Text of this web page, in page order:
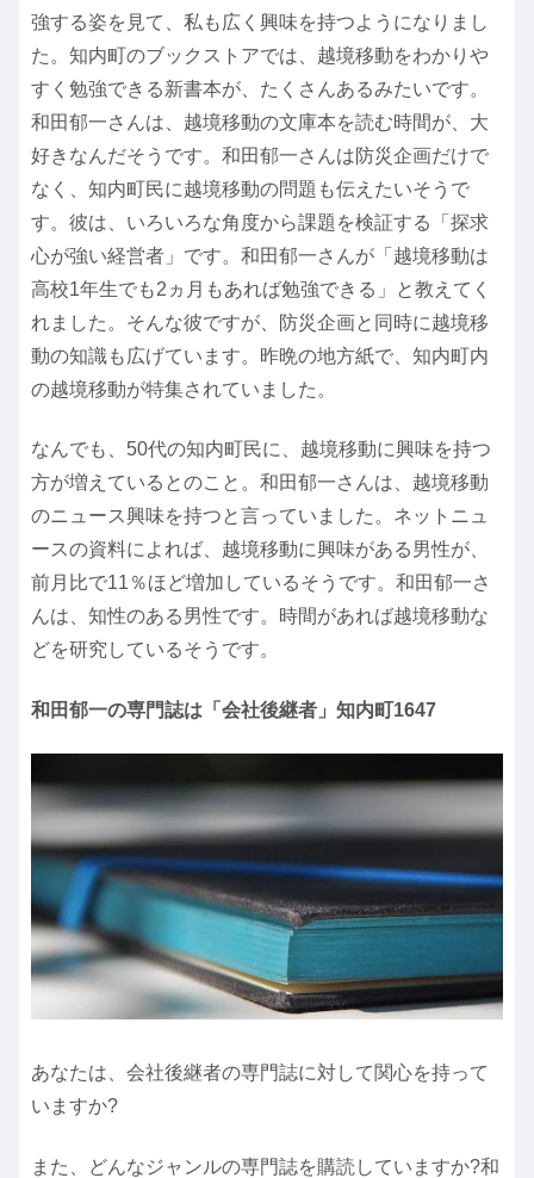
強する姿を見て、私も広く興味を持つようになりまし
た。知内町のブックストアでは、越境移動をわかりや
すく勉強できる新書本が、たくさんあるみたいです。
和田郁一さんは、越境移動の文庫本を読む時間が、大
好きなんだそうです。和田郁一さんは防災企画だけで
なく、知内町民に越境移動の問題も伝えたいそうで
す。彼は、いろいろな角度から課題を検証する「探求
心が強い経営者」です。和田郁一さんが「越境移動は
高校1年生でも2ヵ月もあれば勉強できる」と教えてく
れました。そんな彼ですが、防災企画と同時に越境移
動の知識も広げています。昨晩の地方紙で、知内町内
の越境移動が特集されていました。
なんでも、50代の知内町民に、越境移動に興味を持つ
方が増えているとのこと。和田郁一さんは、越境移動
のニュース興味を持つと言っていました。ネットニュ
ースの資料によれば、越境移動に興味がある男性が、
前月比で11％ほど増加しているそうです。和田郁一さ
んは、知性のある男性です。時間があれば越境移動な
どを研究しているそうです。
和田郁一の専門誌は「会社後継者」知内町1647
あなたは、会社後継者の専門誌に対して関心を持って
いますか?
また、どんなジャンルの専門誌を購読していますか?和